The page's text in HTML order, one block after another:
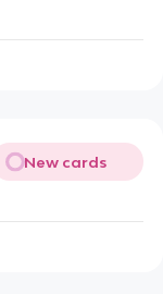
New cards